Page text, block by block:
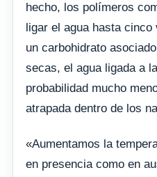
hecho, los polímeros
ligar el agua hasta
un carbohidrato
secas, el agua ligada a
probabilidad mucho
atrapada dentro de los
«Aumentamos la
en presencia como en